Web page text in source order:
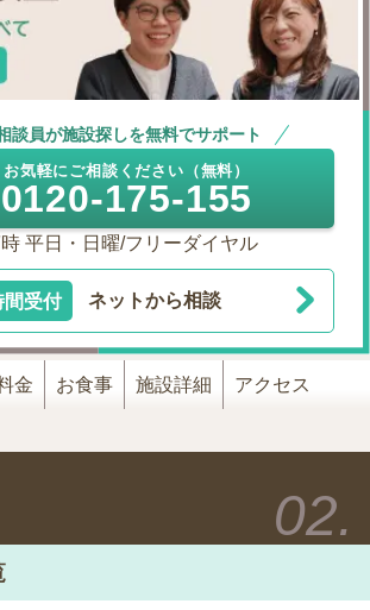
談員が施設探しを無料でサポート
お気軽にご相談ください（無料）
0120-175-155
平日・日曜/フリーダイヤル
間受付 ネットから相談
金 お食事 施設詳細 アクセス